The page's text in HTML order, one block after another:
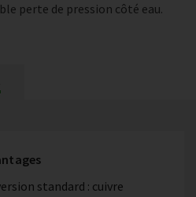
perte de pression côté eau.
standard : cuivre